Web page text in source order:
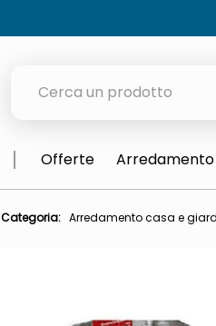
meme
Offerte Arredamento
Categoria: Arredamento casa e